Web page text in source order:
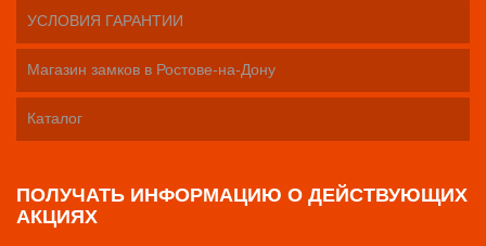
УСЛОВИЯ ГАРАНТИИ
Магазин замков в Ростове-на-Дону
Каталог
ПОЛУЧАТЬ ИНФОРМАЦИЮ О ДЕЙСТВУЮЩИХ
АКЦИЯХ